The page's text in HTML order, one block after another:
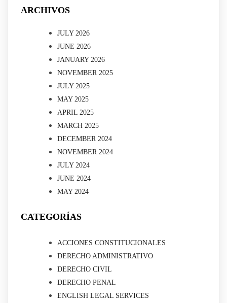
ARCHIVOS
JULY 2026
JUNE 2026
JANUARY 2026
NOVEMBER 2025
JULY 2025
MAY 2025
APRIL 2025
MARCH 2025
DECEMBER 2024
NOVEMBER 2024
JULY 2024
JUNE 2024
MAY 2024
CATEGORÍAS
ACCIONES CONSTITUCIONALES
DERECHO ADMINISTRATIVO
DERECHO CIVIL
DERECHO PENAL
ENGLISH LEGAL SERVICES